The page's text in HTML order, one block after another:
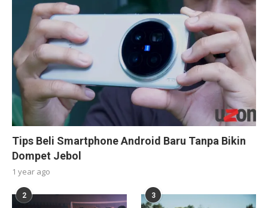
Tips Beli Smartphone Android Baru Tanpa Bikin
Dompet Jebol
1 year ago
2 3